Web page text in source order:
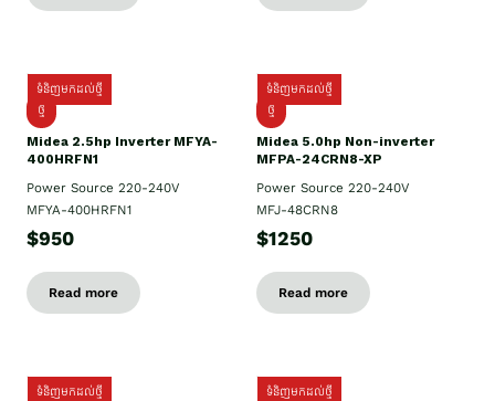
ទំនិញមកដល់ថ្មី
ថ្មី
Midea 2.5hp Inverter MFYA-
400HRFN1
Power Source 220-240V
MFYA-400HRFN1
$950
Read more
ទំនិញមកដល់ថ្មី
ថ្មី
Midea 5.0hp Non-inverter
MFPA-24CRN8-XP
Power Source 220-240V
MFJ-48CRN8
$1250
Read more
ទំនិញមកដល់ថ្មី
ទំនិញមកដល់ថ្មី